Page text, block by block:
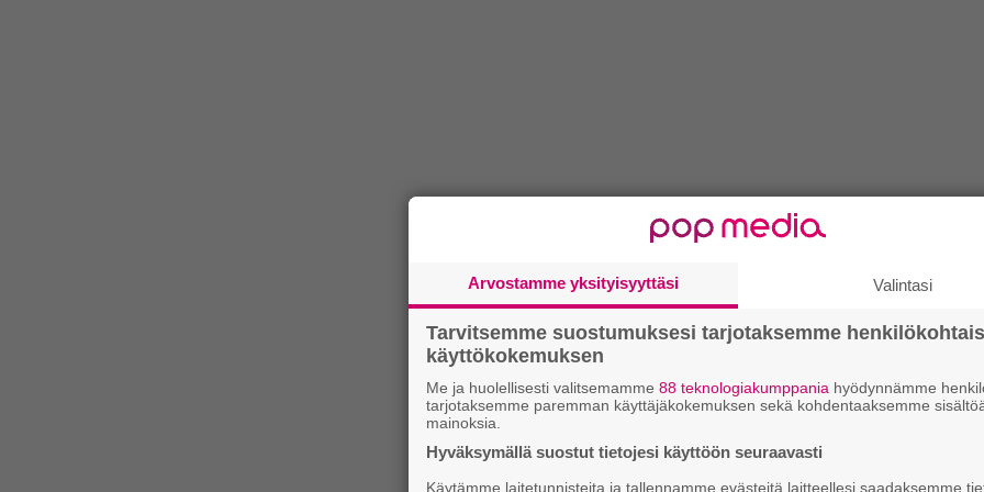
Arvostamme yksityisyyttäsi Valintasi
Tarvitsemme suostumuksesi tarjotaksemme
käyttökokemuksen
Me ja huolellisesti valitsemamme 88 teknologiakumppania hyödynnämme
tarjotaksemme paremman käyttäjäkokemuksen sekä kohdentaaksemme
mainoksia.
Hyväksymällä suostut tietojesi käyttöön seuraavasti
Käytämme laitetunnisteita ja tallennamme evästeitä laitteellesi saadaksemme